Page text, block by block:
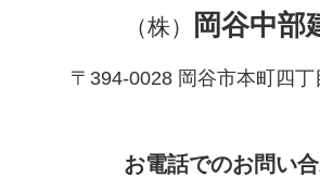
（株） 岡谷中部
〒394-0028 岡谷市本町四
お電話でのお問い